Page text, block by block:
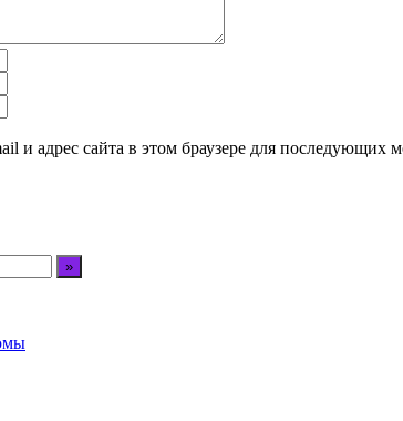
и адрес сайта в этом браузере для последующих